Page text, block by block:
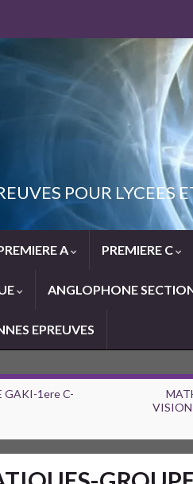
POUR
A PREMIERE C
ANGLOPHONE
EPREUVES
GAKI-1ere C-
VISION